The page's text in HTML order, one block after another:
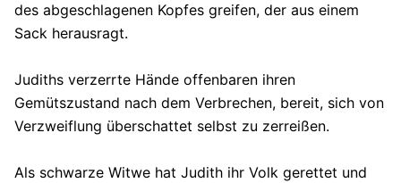
des abgeschlagenen Kopfes greifen, der aus einem
Sack herausragt.
Judiths verzerrte Hände offenbaren ihren
Gemütszustand nach dem Verbrechen, bereit, sich von
Verzweiflung überschattet selbst zu zerreißen.
Als schwarze Witwe hat Judith ihr Volk gerettet und